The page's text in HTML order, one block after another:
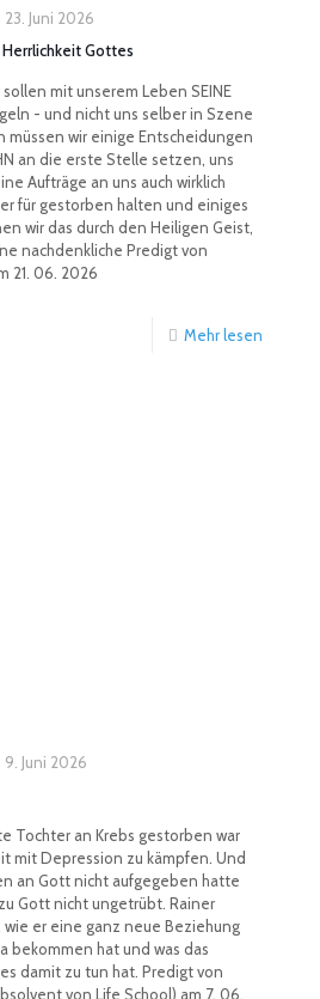
23. Juni 2026
Gottes
mit unserem Leben SEINE
- und nicht uns selber in Szene
müssen wir einige Entscheidungen
an die erste Stelle setzen, uns
Aufträge an uns auch wirklich
für gestorben halten und einiges
wir das durch den Heiligen Geist,
nachdenkliche Predigt von
21. 06. 2026
Mehr lesen
9. Juni 2026
Tochter an Krebs gestorben war
mit Depression zu kämpfen. Und
an Gott nicht aufgegeben hatte
Gott nicht ungetrübt. Rainer
wie er eine ganz neue Beziehung
bekommen hat und was das
damit zu tun hat. Predigt von
von Life School) am 7. 06.